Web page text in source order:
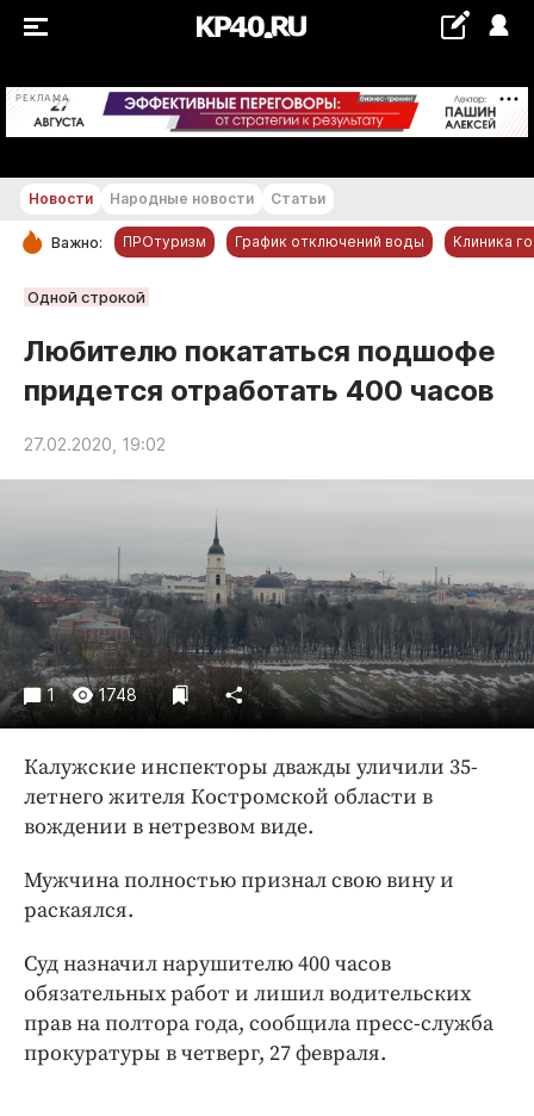
РЕКЛАМА +28...+29 °С
РУБРИКИ
Обнинск
Статьи
Народные новости
Авто и транспорт
Благоустройство
Криминал
Культура
Недвижимость и ЖКХ
Образование
Общество
Погода
Праздники
Происшествия
Спорт
Экономика и бизнес
ПРОЕКТЫ
Блоги
Издания
Медиаперсона
Новости Народные новости Статьи
Важно: ПРОтуризм График отключений воды Клиника
Одной строкой
Любителю покататься подшофе
придется отработать 400 часов
27.02.2020, 19:02
1 1748
Калужские инспекторы дважды уличили 35-
летнего жителя Костромской области в
вождении в нетрезвом виде.
Мужчина полностью признал свою вину и
раскаялся.
Суд назначил нарушителю 400 часов
обязательных работ и лишил водительских
прав на полтора года, сообщила пресс-служба
прокуратуры в четверг, 27 февраля.